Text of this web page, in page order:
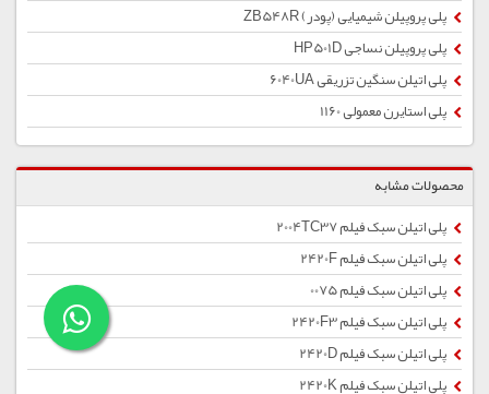
پلی پروپیلن شیمیایی (پودر) ZB548R
پلی پروپیلن نساجی HP501D
پلی اتیلن سنگین تزریقی 6040UA
پلی استایرن معمولی 1160
محصولات مشابه
پلی اتیلن سبک فیلم 2004TC37
پلی اتیلن سبک فیلم 2420F
پلی اتیلن سبک فیلم 0075
پلی اتیلن سبک فیلم 2420F3
پلی اتیلن سبک فیلم 2420D
پلی اتیلن سبک فیلم 2420K